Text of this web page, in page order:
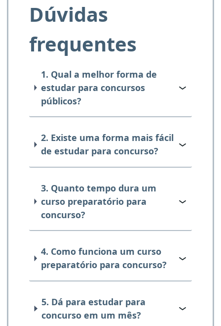
Dúvidas
frequentes
1. Qual a melhor forma de
estudar para concursos
públicos?
2. Existe uma forma mais fácil
de estudar para concurso?
3. Quanto tempo dura um
curso preparatório para
concurso?
4. Como funciona um curso
preparatório para concurso?
5. Dá para estudar para
concurso em um mês?